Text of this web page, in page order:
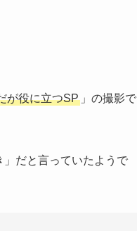
が役に立つSP 」の撮影で
だと言っていたようで